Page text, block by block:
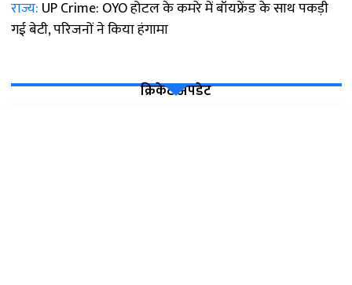
राज्य: UP Crime: OYO होटल के कमरे में बॉयफ्रेंड के साथ पकड़ी
गई बेटी, परिजनों ने किया हंगामा
क्रिकेट अपडेट